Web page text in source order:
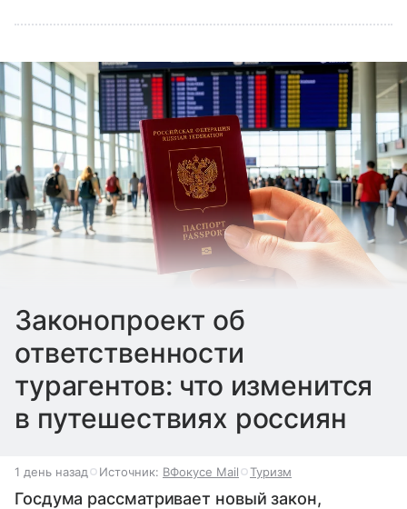
Законопроект об
ответственности
турагентов: что изменится
в путешествиях россиян
1 день назад Источник: ВФокусе Mail Туризм
Госдума рассматривает новый закон,